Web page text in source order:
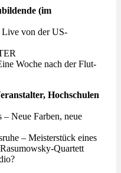
(im
Live von der US-
Woche nach der Flut-
Hochschulen
Neue Farben, neue
– Meisterstück eines
Quartett